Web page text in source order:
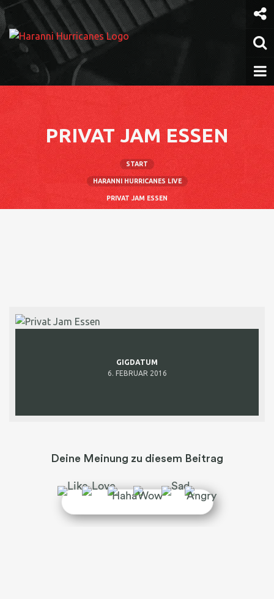
Weiter
zum
Inhalt
PRIVAT JAM ESSEN
START
HARANNI HURRICANES LIVE
PRIVAT JAM ESSEN
GIGDATUM
6. FEBRUAR 2016
Deine Meinung zu diesem Beitrag